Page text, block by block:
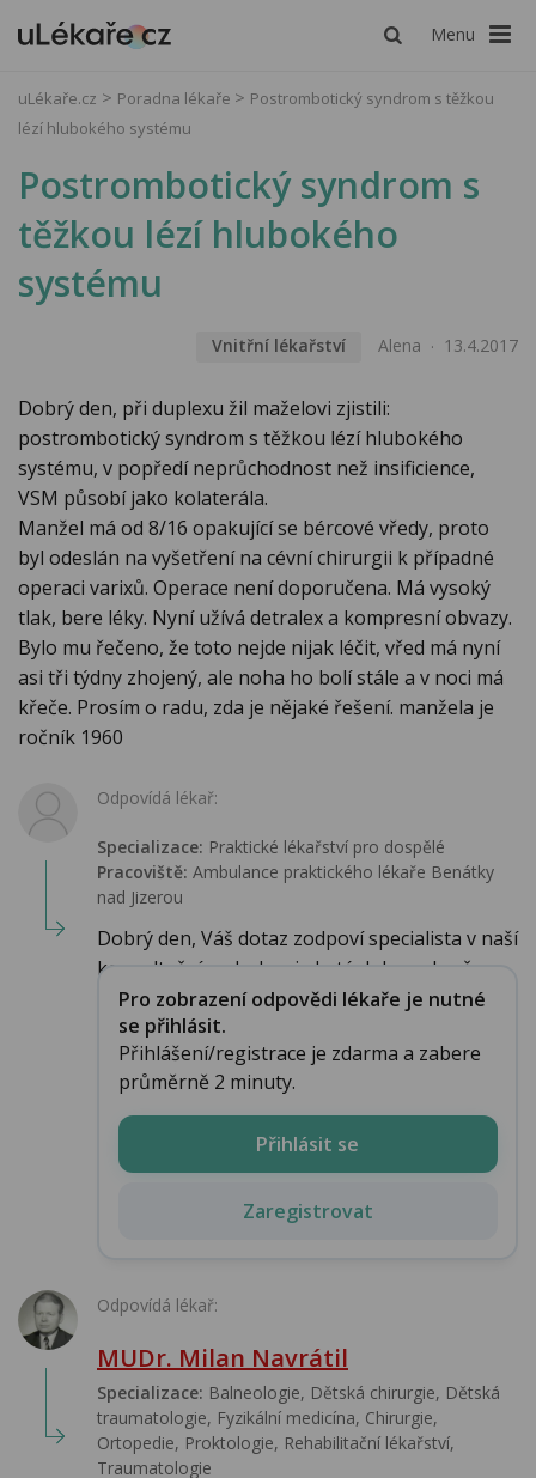
Menu
uLékaře.cz Poradna lékaře
Postrombotický syndrom s těžkou
lézí hlubokého systému
Postrombotický syndrom s
těžkou lézí hlubokého
systému
Vnitřní lékařství Alena 13.4.2017
Dobrý den, při duplexu žil maželovi zjistili:
postrombotický syndrom s těžkou lézí hlubokého
systému, v popředí neprůchodnost než insificience,
VSM působí jako kolaterála.
Manžel má od 8/16 opakující se bércové vředy, proto
byl odeslán na vyšetření na cévní chirurgii k případné
operaci varixů. Operace není doporučena. Má vysoký
tlak, bere léky. Nyní užívá detralex a kompresní obvazy.
Bylo mu řečeno, že toto nejde nijak léčit, vřed má nyní
asi tři týdny zhojený, ale noha ho bolí stále a v noci má
křeče. Prosím o radu, zda je nějaké řešení. manžela je
ročník 1960
Odpovídá lékař:
Specializace: Praktické lékařství pro dospělé
Pracoviště: Ambulance praktického lékaře Benátky
nad Jizerou
Dobrý den, Váš dotaz zodpoví specialista v naší
konzultační ambulanci, do té doby pokračov...
Pro zobrazení odpovědi lékaře je nutné
se přihlásit.
Přihlášení/registrace je zdarma a zabere
průměrně 2 minuty.
Přihlásit se
Zaregistrovat
Odpovídá lékař:
MUDr. Milan Navrátil
Specializace: Balneologie, Dětská chirurgie, Dětská
traumatologie, Fyzikální medicína, Chirurgie,
Ortopedie, Proktologie, Rehabilitační lékařství‎,
Traumatologie